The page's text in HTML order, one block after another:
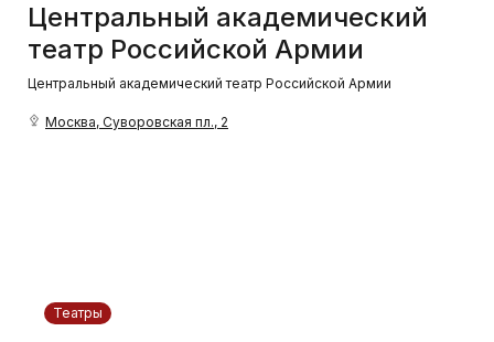
Центральный академический
театр Российской Армии
Центральный академический театр Российской Армии
Москва, Суворовская пл., 2
Театры